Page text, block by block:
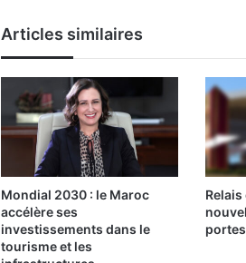
Articles similaires
Mondial 2030 : le Maroc
accélère ses
investissements dans le
tourisme et les
Relais